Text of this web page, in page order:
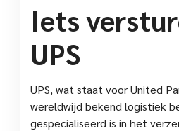
Iets
UPS
UPS, wat staat voor United
wereldwijd bekend logistiek
gespecialiseerd is in het